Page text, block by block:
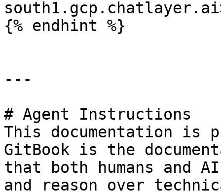
{% endhint %}
---
# Agent Instructions
This documentation is
GitBook is the
that both humans and
and reason over